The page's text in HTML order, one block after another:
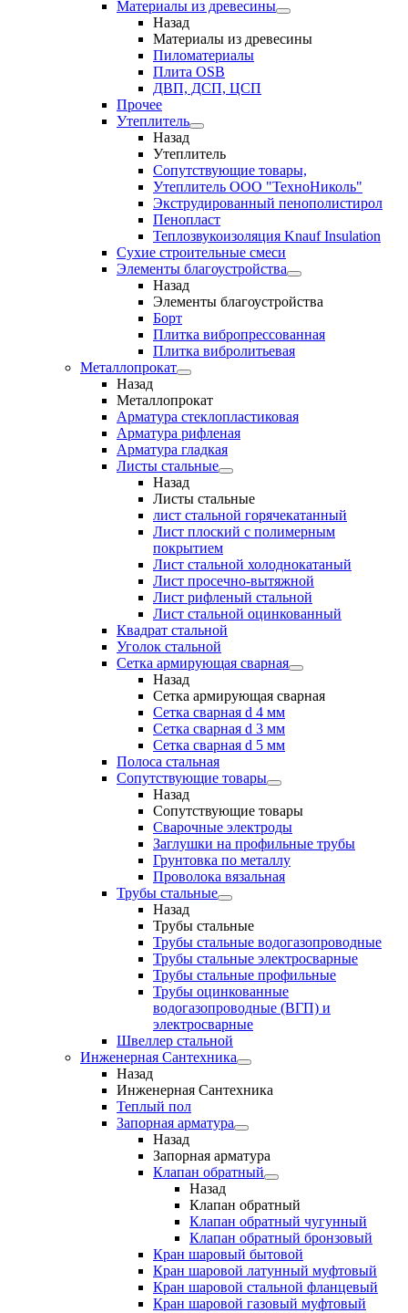
Материалы из древесины
Назад
Материалы из древесины
Пиломатериалы
Плита OSB
ДВП, ДСП, ЦСП
Прочее
Утеплитель
Назад
Утеплитель
Сопутствующие товары,
Утеплитель ООО "ТехноНиколь"
Экструдированный пенополистирол
Пенопласт
Теплозвукоизоляция Knauf Insulation
Сухие строительные смеси
Элементы благоустройства
Назад
Элементы благоустройства
Борт
Плитка вибропрессованная
Плитка вибролитьевая
Металлопрокат
Назад
Металлопрокат
Арматура стеклопластиковая
Арматура рифленая
Арматура гладкая
Листы стальные
Назад
Листы стальные
лист стальной горячекатанный
Лист плоский с полимерным
покрытием
Лист стальной холоднокатаный
Лист просечно-вытяжной
Лист рифленый стальной
Лист стальной оцинкованный
Квадрат стальной
Уголок стальной
Сетка армирующая сварная
Назад
Сетка армирующая сварная
Сетка сварная d 4 мм
Сетка сварная d 3 мм
Сетка сварная d 5 мм
Полоса стальная
Сопутствующие товары
Назад
Сопутствующие товары
Сварочные электроды
Заглушки на профильные трубы
Грунтовка по металлу
Проволока вязальная
Трубы стальные
Назад
Трубы стальные
Трубы стальные водогазопроводные
Трубы стальные электросварные
Трубы стальные профильные
Трубы оцинкованные
водогазопроводные (ВГП) и
электросварные
Швеллер стальной
Инженерная Сантехника
Назад
Инженерная Сантехника
Теплый пол
Запорная арматура
Назад
Запорная арматура
Клапан обратный
Назад
Клапан обратный
Клапан обратный чугунный
Клапан обратный бронзовый
Кран шаровый бытовой
Кран шаровой латунный муфтовый
Кран шаровой стальной фланцевый
Кран шаровой газовый муфтовый